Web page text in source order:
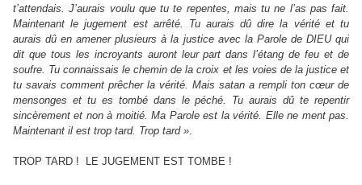
t’attendais. J’aurais voulu que tu te repentes, mais tu ne l’as pas fait.
Maintenant le jugement est arrêté. Tu aurais dû dire la vérité et tu
aurais dû en amener plusieurs à la justice avec la Parole de DIEU qui
dit que tous les incroyants auront leur part dans l’étang de feu et de
soufre. Tu connaissais le chemin de la croix et les voies de la justice et
tu savais comment prêcher la vérité. Mais satan a rempli ton cœur de
mensonges et tu es tombé dans le péché. Tu aurais dû te repentir
sincèrement et non à moitié. Ma Parole est la vérité. Elle ne ment pas.
Maintenant il est trop tard. Trop tard ».
TROP TARD ! LE JUGEMENT EST TOMBE !